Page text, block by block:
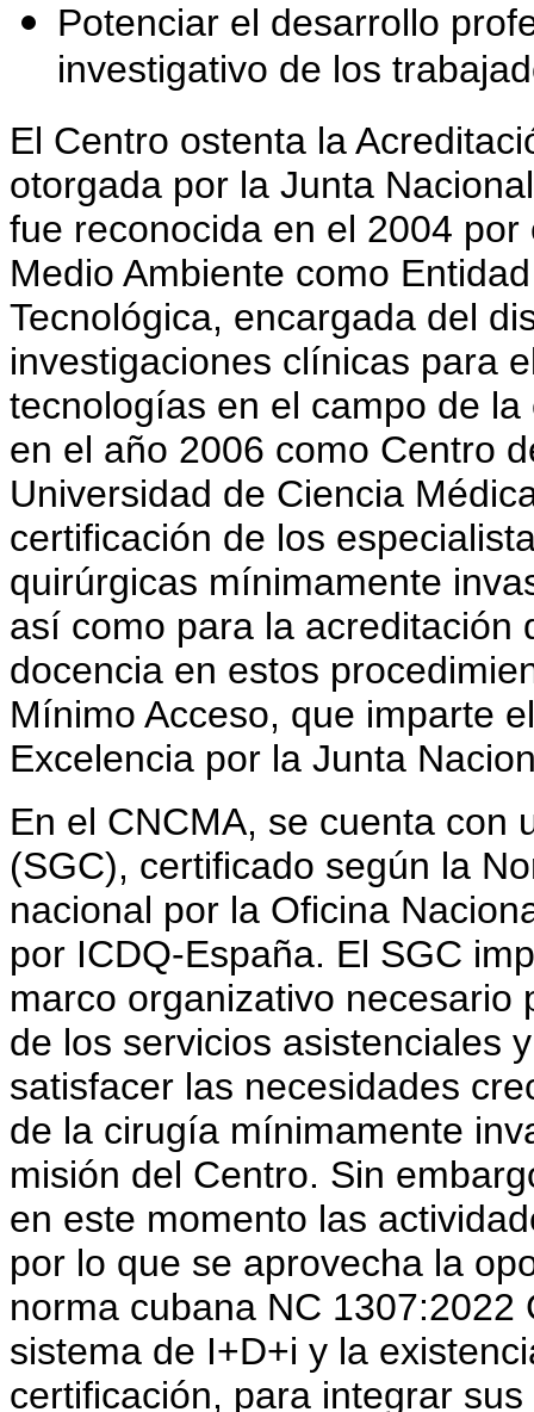
Potenciar el desarrollo
investigativo de los
El Centro ostenta la
otorgada por la Junta
fue reconocida en el 2004
Medio Ambiente como
Tecnológica, encargada del
investigaciones clínicas para
tecnologías en el campo de
en el año 2006 como Centro
Universidad de Ciencia
certificación de los
quirúrgicas mínimamente
así como para la acreditación
docencia en estos
Mínimo Acceso, que imparte
Excelencia por la Junta
En el CNCMA, se cuenta con
(SGC), certificado según la
nacional por la Oficina
por ICDQ-España. El SGC
marco organizativo necesario
de los servicios asistenciales
satisfacer las necesidades
de la cirugía mínimamente
misión del Centro. Sin
en este momento las
por lo que se aprovecha la
norma cubana NC
sistema de I+D+i y la
certificación, para integrar